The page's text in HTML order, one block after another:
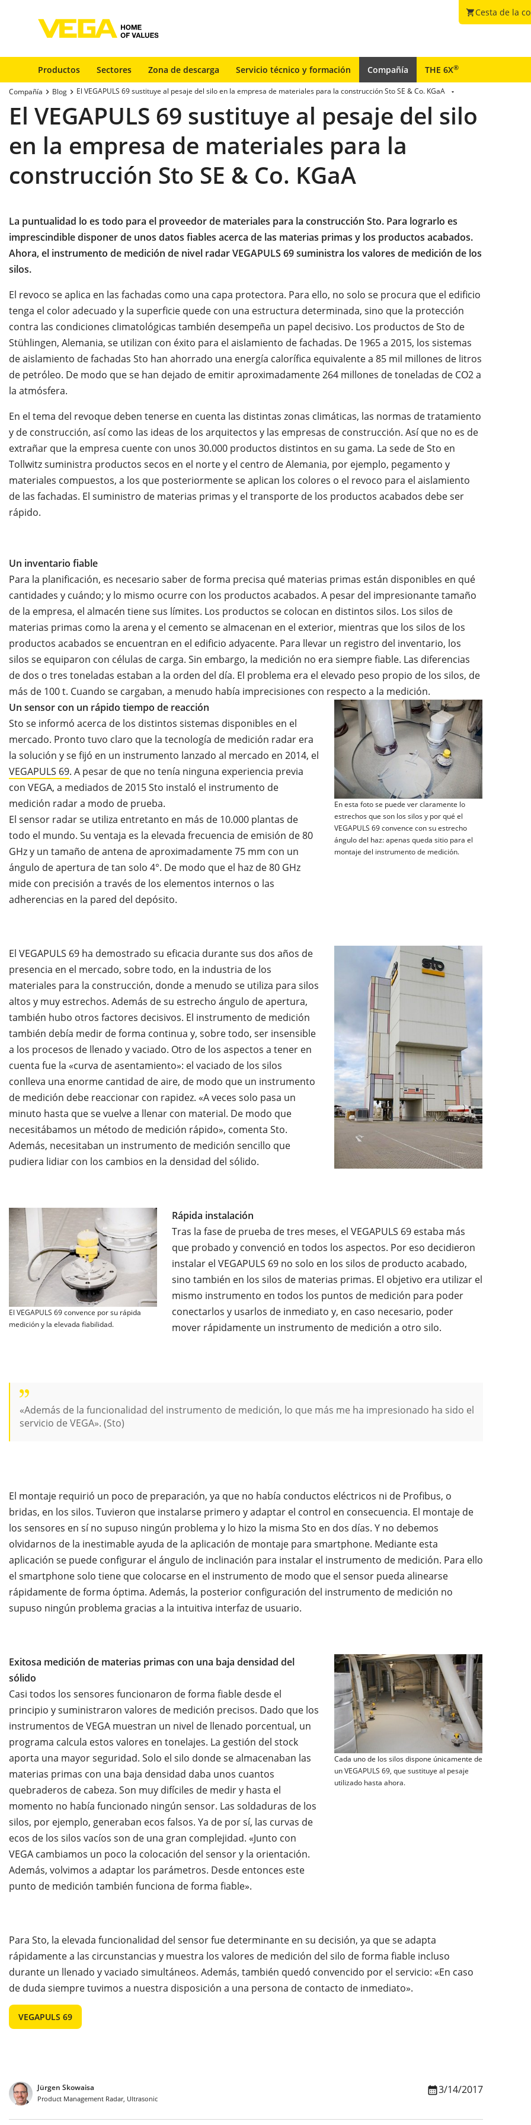
shopping_cartCesta de la
Productos Sectores Zona de descarga Servicio técnico y formación Compañía THE 6X®
Compañía Blog El VEGAPULS 69 sustituye al pesaje del silo en la empresa de materiales para la construcción Sto SE & Co. KGaA
El VEGAPULS 69 sustituye al pesaje del silo
en la empresa de materiales para la
construcción Sto SE & Co. KGaA
La puntualidad lo es todo para el proveedor de materiales para la construcción Sto. Para lograrlo es
imprescindible disponer de unos datos fiables acerca de las materias primas y los productos acabados.
Ahora, el instrumento de medición de nivel radar VEGAPULS 69 suministra los valores de medición de los
silos.
El revoco se aplica en las fachadas como una capa protectora. Para ello, no solo se procura que el edificio
tenga el color adecuado y la superficie quede con una estructura determinada, sino que la protección
contra las condiciones climatológicas también desempeña un papel decisivo. Los productos de Sto de
Stühlingen, Alemania, se utilizan con éxito para el aislamiento de fachadas. De 1965 a 2015, los sistemas
de aislamiento de fachadas Sto han ahorrado una energía calorífica equivalente a 85 mil millones de litros
de petróleo. De modo que se han dejado de emitir aproximadamente 264 millones de toneladas de CO2 a
la atmósfera.
En el tema del revoque deben tenerse en cuenta las distintas zonas climáticas, las normas de tratamiento
y de construcción, así como las ideas de los arquitectos y las empresas de construcción. Así que no es de
extrañar que la empresa cuente con unos 30.000 productos distintos en su gama. La sede de Sto en
Tollwitz suministra productos secos en el norte y el centro de Alemania, por ejemplo, pegamento y
materiales compuestos, a los que posteriormente se aplican los colores o el revoco para el aislamiento
de las fachadas. El suministro de materias primas y el transporte de los productos acabados debe ser
rápido.
Un inventario fiable
Para la planificación, es necesario saber de forma precisa qué materias primas están disponibles en qué
cantidades y cuándo; y lo mismo ocurre con los productos acabados. A pesar del impresionante tamaño
de la empresa, el almacén tiene sus límites. Los productos se colocan en distintos silos. Los silos de
materias primas como la arena y el cemento se almacenan en el exterior, mientras que los silos de los
productos acabados se encuentran en el edificio adyacente. Para llevar un registro del inventario, los
silos se equiparon con células de carga. Sin embargo, la medición no era siempre fiable. Las diferencias
de dos o tres toneladas estaban a la orden del día. El problema era el elevado peso propio de los silos, de
más de 100 t. Cuando se cargaban, a menudo había imprecisiones con respecto a la medición.
En esta foto se puede ver claramente lo
estrechos que son los silos y por qué el
VEGAPULS 69 convence con su estrecho
ángulo del haz: apenas queda sitio para el
montaje del instrumento de medición.
Un sensor con un rápido tiempo de reacción
Sto se informó acerca de los distintos sistemas disponibles en el
mercado. Pronto tuvo claro que la tecnología de medición radar era
la solución y se fijó en un instrumento lanzado al mercado en 2014, el
VEGAPULS 69. A pesar de que no tenía ninguna experiencia previa
con VEGA, a mediados de 2015 Sto instaló el instrumento de
medición radar a modo de prueba.
El sensor radar se utiliza entretanto en más de 10.000 plantas de
todo el mundo. Su ventaja es la elevada frecuencia de emisión de 80
GHz y un tamaño de antena de aproximadamente 75 mm con un
ángulo de apertura de tan solo 4°. De modo que el haz de 80 GHz
mide con precisión a través de los elementos internos o las
adherencias en la pared del depósito.
El VEGAPULS 69 ha demostrado su eficacia durante sus dos años de
presencia en el mercado, sobre todo, en la industria de los
materiales para la construcción, donde a menudo se utiliza para silos
altos y muy estrechos. Además de su estrecho ángulo de apertura,
también hubo otros factores decisivos. El instrumento de medición
también debía medir de forma continua y, sobre todo, ser insensible
a los procesos de llenado y vaciado. Otro de los aspectos a tener en
cuenta fue la «curva de asentamiento»: el vaciado de los silos
conlleva una enorme cantidad de aire, de modo que un instrumento
de medición debe reaccionar con rapidez. «A veces solo pasa un
minuto hasta que se vuelve a llenar con material. De modo que
necesitábamos un método de medición rápido», comenta Sto.
Además, necesitaban un instrumento de medición sencillo que
pudiera lidiar con los cambios en la densidad del sólido.
El VEGAPULS 69 convence por su rápida
medición y la elevada fiabilidad.
Rápida instalación
Tras la fase de prueba de tres meses, el VEGAPULS 69 estaba más
que probado y convenció en todos los aspectos. Por eso decidieron
instalar el VEGAPULS 69 no solo en los silos de producto acabado,
sino también en los silos de materias primas. El objetivo era utilizar el
mismo instrumento en todos los puntos de medición para poder
conectarlos y usarlos de inmediato y, en caso necesario, poder
mover rápidamente un instrumento de medición a otro silo.
«Además de la funcionalidad del instrumento de medición, lo que más me ha impresionado ha sido el
servicio de VEGA». (Sto)
El montaje requirió un poco de preparación, ya que no había conductos eléctricos ni de Profibus, o
bridas, en los silos. Tuvieron que instalarse primero y adaptar el control en consecuencia. El montaje de
los sensores en sí no supuso ningún problema y lo hizo la misma Sto en dos días. Y no debemos
olvidarnos de la inestimable ayuda de la aplicación de montaje para smartphone. Mediante esta
aplicación se puede configurar el ángulo de inclinación para instalar el instrumento de medición. Para ello
el smartphone solo tiene que colocarse en el instrumento de modo que el sensor pueda alinearse
rápidamente de forma óptima. Además, la posterior configuración del instrumento de medición no
supuso ningún problema gracias a la intuitiva interfaz de usuario.
Cada uno de los silos dispone únicamente de
un VEGAPULS 69, que sustituye al pesaje
utilizado hasta ahora.
Exitosa medición de materias primas con una baja densidad del
sólido
Casi todos los sensores funcionaron de forma fiable desde el
principio y suministraron valores de medición precisos. Dado que los
instrumentos de VEGA muestran un nivel de llenado porcentual, un
programa calcula estos valores en tonelajes. La gestión del stock
aporta una mayor seguridad. Solo el silo donde se almacenaban las
materias primas con una baja densidad daba unos cuantos
quebraderos de cabeza. Son muy difíciles de medir y hasta el
momento no había funcionado ningún sensor. Las soldaduras de los
silos, por ejemplo, generaban ecos falsos. Ya de por sí, las curvas de
ecos de los silos vacíos son de una gran complejidad. «Junto con
VEGA cambiamos un poco la colocación del sensor y la orientación.
Además, volvimos a adaptar los parámetros. Desde entonces este
punto de medición también funciona de forma fiable».
Para Sto, la elevada funcionalidad del sensor fue determinante en su decisión, ya que se adapta
rápidamente a las circunstancias y muestra los valores de medición del silo de forma fiable incluso
durante un llenado y vaciado simultáneos. Además, también quedó convencido por el servicio: «En caso
de duda siempre tuvimos a nuestra disposición a una persona de contacto de inmediato».
VEGAPULS 69
Jürgen Skowaisa
Product Management Radar, Ultrasonic
3/14/2017